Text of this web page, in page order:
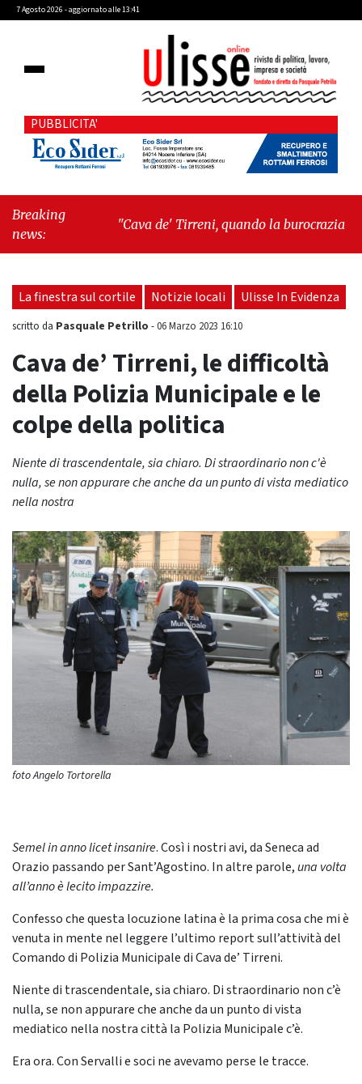
7 Agosto 2026 - aggiornato alle 13:41
PUBBLICITA'
Breaking
news:
"Cava de' Tirreni, quando la burocrazia
La finestra sul cortile Notizie locali Ulisse In Evidenza
scritto da Pasquale Petrillo -06 Marzo 2023 16:10
Cava de’ Tirreni, le difficoltà
della Polizia Municipale e le
colpe della politica
Niente di trascendentale, sia chiaro. Di straordinario non c'è
nulla, se non appurare che anche da un punto di vista mediatico
nella nostra
foto Angelo Tortorella
Semel in anno licet insanire. Così i nostri avi, da Seneca ad
Orazio passando per Sant’Agostino. In altre parole,una volta
all’anno è lecito impazzire.
Confesso che questa locuzione latina è la prima cosa che mi è
venuta in mente nel leggere l’ultimo report sull’attività del
Comando di Polizia Municipale di Cava de’ Tirreni.
Niente di trascendentale, sia chiaro. Di straordinario non c’è
nulla, se non appurare che anche da un punto di vista
mediatico nella nostra città la Polizia Municipale c’è.
Era ora. Con Servalli e soci ne avevamo perse le tracce.